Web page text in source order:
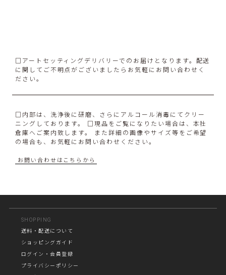
□アートセッティングデリバリーでのお届けとなります。配送
に関してご不明点がございましたらお気軽にお問い合わせく
ださい。
□内部は、洗浄後に研磨、さらにアルコール消毒にてクリー
ニングしております。 □現品をご覧になりたい場合は、本社
倉庫へご案内致します。 また詳細の画像やサイズ等をご希望
の場合も、お気軽にお問い合わせください。
お問い合わせはこちらから
SHOPPING
送料・配送について
ショッピングガイド
ログイン・会員登録
プライバシーポリシー